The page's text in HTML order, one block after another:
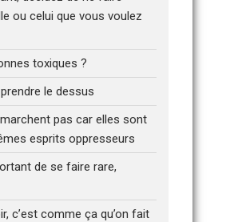
ou celui que vous voulez
toxiques ?
le dessus
pas car elles sont
esprits oppresseurs
de se faire rare,
c’est comme ça qu’on fait